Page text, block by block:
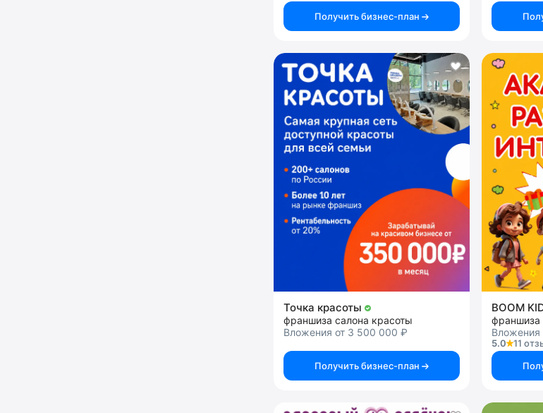
Получить бизнес-план
Точка красоты
франшиза салона красоты
Вложения от 3 500 000 ₽
Получить бизнес-план
BOOM
Вложения
5.0
11